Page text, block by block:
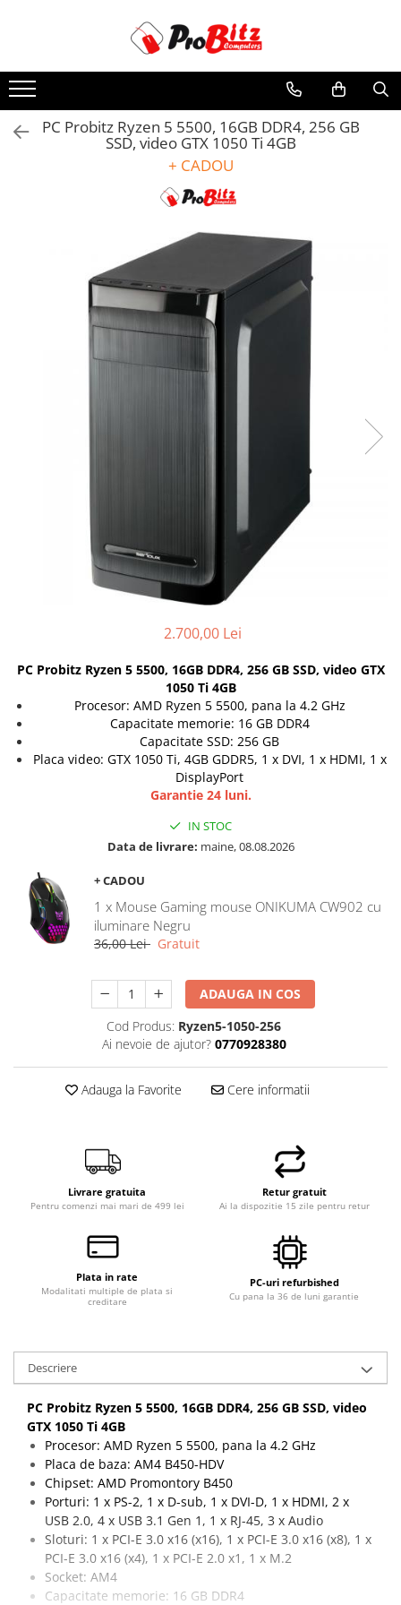
Laptopuri si accesorii
Laptopuri
Memorii laptop
Hard Disk-uri laptop
Baterii laptop
Componente REFURBISHED Laptop
Hard Disk-uri Refurbished
Standuri și Coolere Laptop
Alte accesorii
PC, Componente & Software
Calculatoare SECOND-HAND
Calculatoare GAMING
Calculatoare REFURBISHED
Calculatoare RENEW
Calculatoare WORKSTATION
Procesoare
Placi video
SSD
Coolere
Placi de baza
Ventilatoare carcasa
Componente Renew/Refurbished
Placi de baza REFURBISHED
PC All-in-One
Calculatoare All-in-One NOI
All-in-One REFURBISHED
Componente All-in-One
Monitoare NOI
Monitoare Renew
Monitoare Second-Hand
Servere
Hard Disk-uri SERVER
Accesorii server
Cabinete metalice
Carcase server
Memorii RAM Server
Procesoare server
Sisteme server
PC Probitz Ryzen 5 5500, 16GB DDR4, 256 GB
SSD, video GTX 1050 Ti 4GB
+ CADOU
2.700,00 Lei
PC Probitz Ryzen 5 5500, 16GB DDR4, 256 GB SSD, video GTX
1050 Ti 4GB
Procesor: AMD Ryzen 5 5500, pana la 4.2 GHz
Capacitate memorie: 16 GB DDR4
Capacitate SSD: 256 GB
Placa video: GTX 1050 Ti, 4GB GDDR5, 1 x DVI, 1 x HDMI, 1 x
DisplayPort
Garantie 24 luni.
IN STOC
Data de livrare: maine, 08.08.2026
+ CADOU
1 x Mouse Gaming mouse ONIKUMA CW902 cu
iluminare Negru
36,00 Lei Gratuit
ADAUGA IN COS
Cod Produs: Ryzen5-1050-256
Ai nevoie de ajutor? 0770928380
Adauga la Favorite Cere informatii
Livrare gratuita
Pentru comenzi mai mari de 499 lei
Retur gratuit
Ai la dispozitie 15 zile pentru retur
Plata in rate
Modalitati multiple de plata si
creditare
PC-uri refurbished
Cu pana la 36 de luni garantie
Descriere
PC Probitz Ryzen 5 5500, 16GB DDR4, 256 GB SSD, video
GTX 1050 Ti 4GB
Procesor: AMD Ryzen 5 5500, pana la 4.2 GHz
Placa de baza: AM4 B450-HDV
Chipset: AMD Promontory B450
Porturi: 1 x PS-2, 1 x D-sub, 1 x DVI-D, 1 x HDMI, 2 x
USB 2.0, 4 x USB 3.1 Gen 1, 1 x RJ-45, 3 x Audio
Sloturi: 1 x PCI-E 3.0 x16 (x16), 1 x PCI-E 3.0 x16 (x8), 1 x
PCI-E 3.0 x16 (x4), 1 x PCI-E 2.0 x1, 1 x M.2
Socket: AM4
Capacitate memorie: 16 GB DDR4